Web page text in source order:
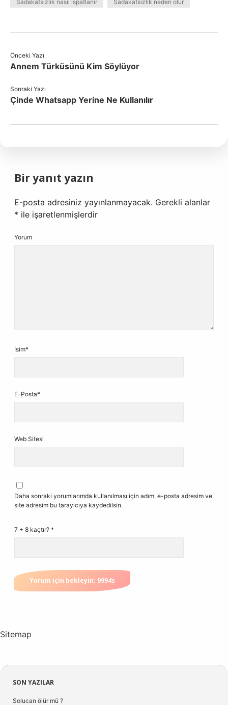
Sadakatsizlik nasıl ispatlanır Sadakatsizlik neden olur
Önceki Yazı
Annem Türküsünü Kim Söylüyor
Sonraki Yazı
Çinde Whatsapp Yerine Ne Kullanılır
Bir yanıt yazın
E-posta adresiniz yayınlanmayacak. Gerekli alanlar
* ile işaretlenmişlerdir
Yorum
İsim*
E-Posta*
Web Sitesi
Daha sonraki yorumlarımda kullanılması için adım, e-posta adresim ve
site adresim bu tarayıcıya kaydedilsin.
7 + 8 kaçtır? *
Sitemap
Sidebar
SON YAZILAR
Solucan ölür mü ?